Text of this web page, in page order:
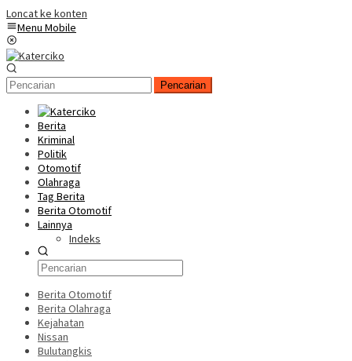
Loncat ke konten
Menu Mobile
Pencarian
Berita
Kriminal
Politik
Otomotif
Olahraga
Tag Berita
Berita Otomotif
Lainnya
Indeks
Berita Otomotif
Berita Olahraga
Kejahatan
Nissan
Bulutangkis